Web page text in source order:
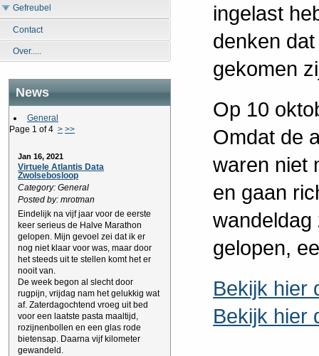
Gefreubel
Contact
Over.....
News
General
Page 1 of 4 > >>
Jan 16, 2021
Virtuele Atlantis Data
Zwolsebosloop
Category: General
Posted by: mrotman
Eindelijk na vijf jaar voor de eerste
keer serieus de Halve Marathon
gelopen. Mijn gevoel zei dat ik er
nog niet klaar voor was, maar door
het steeds uit te stellen komt het er
nooit van.
De week begon al slecht door
rugpijn, vrijdag nam het gelukkig wat
af. Zaterdagochtend vroeg uit bed
voor een laatste pasta maaltijd,
rozijnenbollen en een glas rode
bietensap. Daarna vijf kilometer
gewandeld.
ingelast
denken
gekomen
Op 10
Omdat de
waren niet
en gaan
wandeldag
gelopen,
Bekijk hier
Bekijk hier